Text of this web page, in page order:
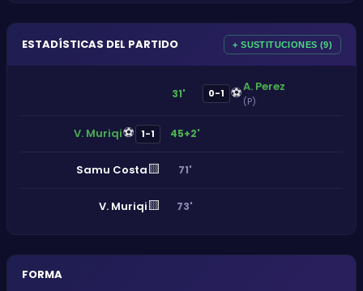
ESTADÍSTICAS DEL PARTIDO + SUSTITUCIONES (9)
31' 0-1 ⚽A. Perez
(P)
V. Muriqi⚽ 1-1 45+2'
Samu Costa🟨 71'
V. Muriqi🟨 73'
FORMA